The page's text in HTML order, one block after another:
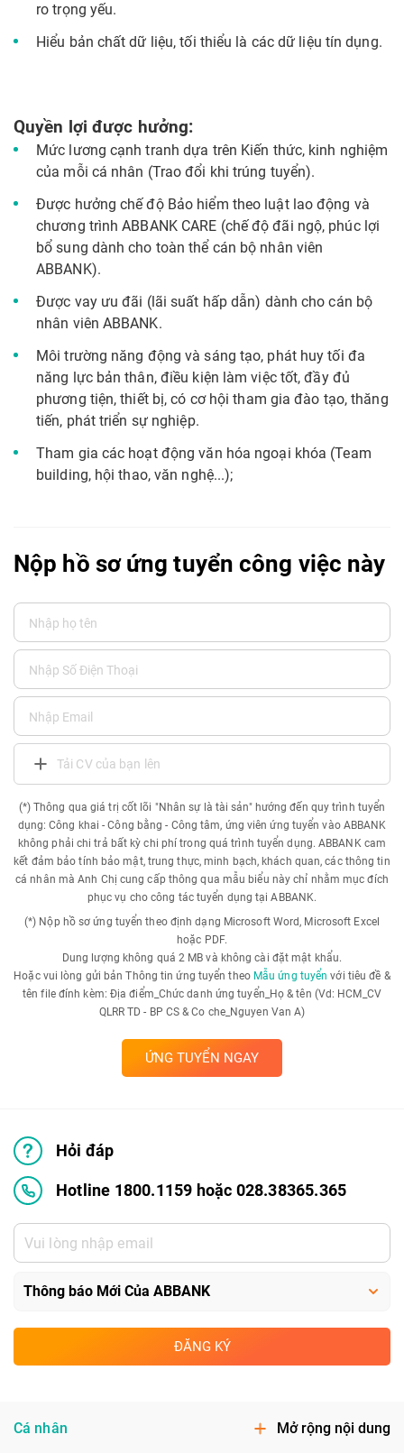
ro trọng yếu.
Hiểu bản chất dữ liệu, tối thiểu là các dữ liệu tín dụng.
Quyền lợi được hưởng:
Mức lương cạnh tranh dựa trên Kiến thức, kinh nghiệm
của mỗi cá nhân (Trao đổi khi trúng tuyển).
Được hưởng chế độ Bảo hiểm theo luật lao động và
chương trình ABBANK CARE (chế độ đãi ngộ, phúc lợi
bổ sung dành cho toàn thể cán bộ nhân viên
ABBANK).
Được vay ưu đãi (lãi suất hấp dẫn) dành cho cán bộ
nhân viên ABBANK.
Môi trường năng động và sáng tạo, phát huy tối đa
năng lực bản thân, điều kiện làm việc tốt, đầy đủ
phương tiện, thiết bị, có cơ hội tham gia đào tạo, thăng
tiến, phát triển sự nghiệp.
Tham gia các hoạt động văn hóa ngoại khóa (Team
building, hội thao, văn nghệ...);
Nộp hồ sơ ứng tuyển công việc này
Tải CV của bạn lên
(*) Thông qua giá trị cốt lõi "Nhân sự là tài sản" hướng đến quy trình tuyển
dụng: Công khai - Công bằng - Công tâm, ứng viên ứng tuyển vào ABBANK
không phải chi trả bất kỳ chi phí trong quá trình tuyển dụng. ABBANK cam
kết đảm bảo tính bảo mật, trung thực, minh bạch, khách quan, các thông tin
cá nhân mà Anh Chị cung cấp thông qua mẫu biểu này chỉ nhằm mục đích
phục vụ cho công tác tuyển dụng tại ABBANK.
(*) Nộp hồ sơ ứng tuyển theo định dạng Microsoft Word, Microsoft Excel
hoặc PDF.
Dung lượng không quá 2 MB và không cài đặt mật khẩu.
Hoặc vui lòng gửi bản Thông tin ứng tuyển theo Mẫu ứng tuyển với tiêu đề &
tên file đính kèm: Địa điểm_Chức danh ứng tuyển_Họ & tên (Vd: HCM_CV
QLRR TD - BP CS & Co che_Nguyen Van A)
ỨNG TUYỂN NGAY
Hỏi đáp
Hotline 1800.1159 hoặc 028.38365.365
ĐĂNG KÝ
Cá nhân Mở rộng nội dung